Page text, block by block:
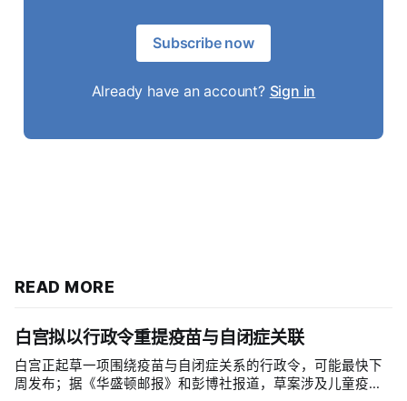
Subscribe now
Already have an account? Sign in
READ MORE
白宫拟以行政令重提疫苗与自闭症关联
白宫正起草一项围绕疫苗与自闭症关系的行政令，可能最快下
周发布；据《华盛顿邮报》和彭博社报道，草案涉及儿童疫苗